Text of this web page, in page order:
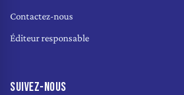
Contactez-nous
Éditeur responsable
SUIVEZ-NOUS